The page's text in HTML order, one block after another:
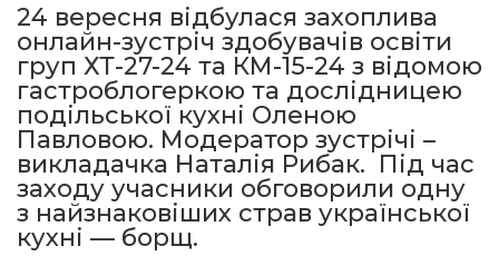
24 вересня відбулася захоплива
онлайн-зустріч здобувачів освіти
груп ХТ-27-24 та КМ-15-24 з відомою
гастроблогеркою та дослідницею
подільської кухні Оленою
Павловою. Модератор зустрічі –
викладачка Наталія Рибак. Під час
заходу учасники обговорили одну
з найзнаковіших страв української
кухні — борщ.